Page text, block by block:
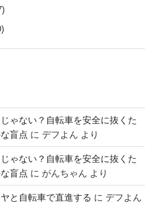
ゃない？自転車を安全に抜くた
盲点 に デフよん より
ゃない？自転車を安全に抜くた
盲点 に がんちゃん より
と自転車で直進する に デフよん